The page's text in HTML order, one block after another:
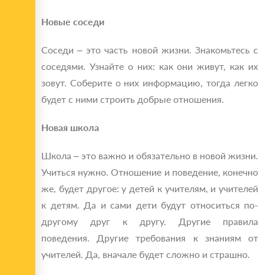
Новые соседи
Соседи – это часть новой жизни. Знакомьтесь с
соседями. Узнайте о них: как они живут, как их
зовут. Соберите о них информацию, тогда легко
будет с ними строить добрые отношения.
Новая школа
Школа – это важно и обязательно в новой жизни.
Учиться нужно. Отношение и поведение, конечно
же, будет другое: у детей к учителям, и учителей
к детям. Да и сами дети будут относиться по-
другому друг к другу. Другие правила
поведения. Другие требования к знаниям от
учителей. Да, вначале будет сложно и страшно.